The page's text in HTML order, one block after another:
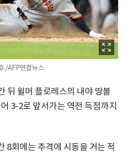
./AFP연합뉴스
뒤 윌머 플로레스의 내야 땅볼
3-2로 앞서가는 역전 득점까지
8회에는 추격에 시동을 거는 적